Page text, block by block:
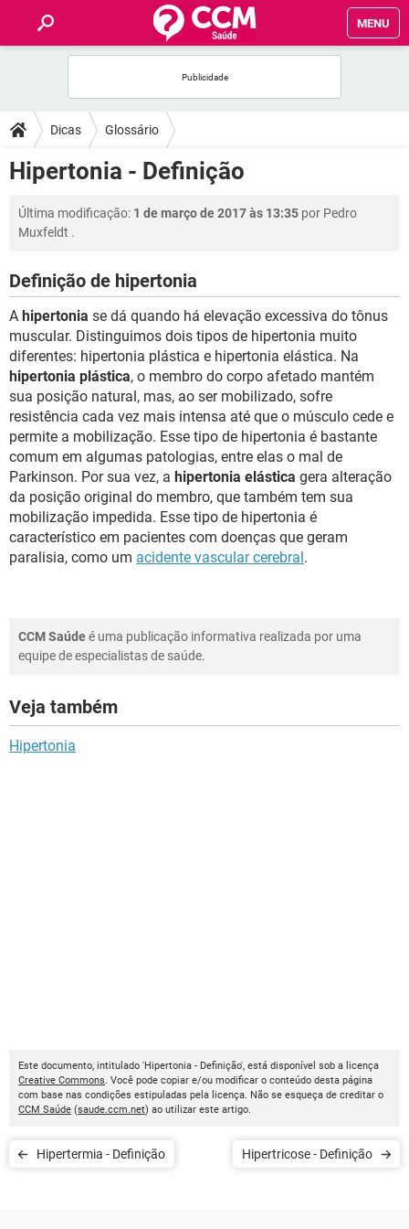
MENU
FÓRUM
SAÚDE
FAMÍLIA
SEXUALIDADE
GLOSSÁRIO
Dicas Glossário
Hipertonia - Definição
Última modificação: 1 de março de 2017 às 13:35 por Pedro
Muxfeldt .
Definição de hipertonia
A hipertonia se dá quando há elevação excessiva do tônus
muscular. Distinguimos dois tipos de hipertonia muito
diferentes: hipertonia plástica e hipertonia elástica. Na
hipertonia plástica, o membro do corpo afetado mantém
sua posição natural, mas, ao ser mobilizado, sofre
resistência cada vez mais intensa até que o músculo cede e
permite a mobilização. Esse tipo de hipertonia é bastante
comum em algumas patologias, entre elas o mal de
Parkinson. Por sua vez, a hipertonia elástica gera alteração
da posição original do membro, que também tem sua
mobilização impedida. Esse tipo de hipertonia é
característico em pacientes com doenças que geram
paralisia, como um acidente vascular cerebral.
CCM Saúdeé uma publicação informativa realizada por uma
equipe de especialistas de saúde.
Veja também
Hipertonia
Este documento, intitulado 'Hipertonia - Definição', está disponível sob a licença
Creative Commons. Você pode copiar e/ou modificar o conteúdo desta página
com base nas condições estipuladas pela licença. Não se esqueça de creditar o
CCM Saúde (saude.ccm.net) ao utilizar este artigo.
Hipertermia - Definição Hipertricose - Definição